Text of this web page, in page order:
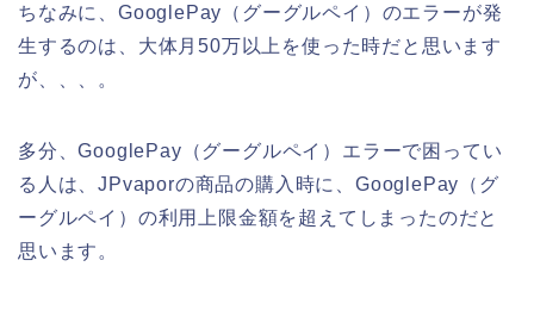
ちなみに、GooglePay（グーグルペイ）のエラーが発
生するのは、大体月50万以上を使った時だと思います
が、、、。
多分、GooglePay（グーグルペイ）エラーで困ってい
る人は、JPvaporの商品の購入時に、GooglePay（グ
ーグルペイ）の利用上限金額を超えてしまったのだと
思います。